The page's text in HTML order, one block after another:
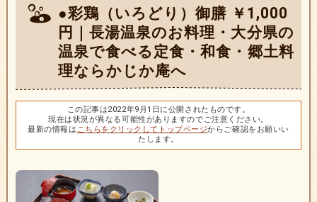
●彩鶏（いろどり）御膳 ￥1,000
円｜長湯温泉のお料理・大分県の
温泉で食べる定食・和食・郷土料
理ならかじか庵へ
この記事は2022年9月1日に公開されたものです。
現在は状況が異なる可能性がありますのでご注意ください。
最新の情報は こちらをクリックしてトップページからご確認をお願いい
たします。